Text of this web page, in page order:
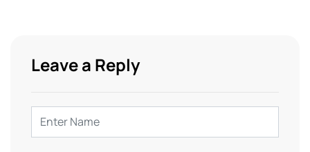
Leave a Reply